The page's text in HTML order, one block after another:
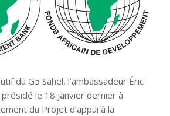
du G5 Sahel, l’ambassadeur Éric
le 18 janvier dernier à
du Projet d’appui à la